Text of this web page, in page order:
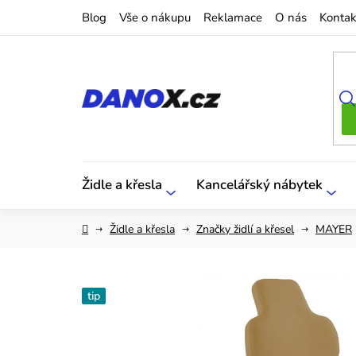
Blog Vše o nákupu Reklamace O nás
Židle a křesla Kancelářský nábytek
DomůŽidle a křesla Značky židlí a křesel MAYER
tip